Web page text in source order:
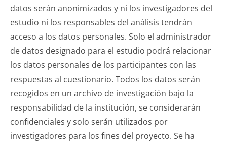
datos serán anonimizados y ni los investigadores del
estudio ni los responsables del análisis tendrán
acceso a los datos personales. Solo el administrador
de datos designado para el estudio podrá relacionar
los datos personales de los participantes con las
respuestas al cuestionario. Todos los datos serán
recogidos en un archivo de investigación bajo la
responsabilidad de la institución, se considerarán
confidenciales y solo serán utilizados por
investigadores para los fines del proyecto. Se ha